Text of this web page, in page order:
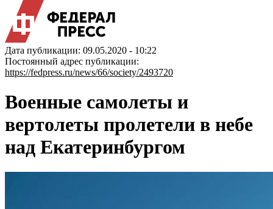
Дата публикации: 09.05.2020 - 10:22
Постоянный адрес публикации:
https://fedpress.ru/news/66/society/2493720
Военные самолеты и
вертолеты пролетели в небе
над Екатеринбургом